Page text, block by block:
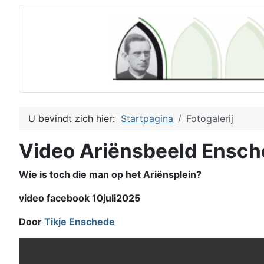
U bevindt zich hier: Startpagina Fotogalerij
Video Ariënsbeeld
Wie is toch die man op het Ariënsplein?
video facebook 10juli2025
Door Tikje Enschede